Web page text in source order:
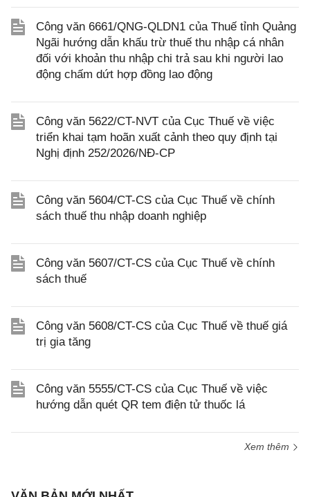
Công văn 6661/QNG-QLDN1 của Thuế tỉnh Quảng
Ngãi hướng dẫn khấu trừ thuế thu nhập cá nhân
đối với khoản thu nhập chi trả sau khi người lao
động chấm dứt hợp đồng lao động
Công văn 5622/CT-NVT của Cục Thuế về việc
triển khai tạm hoãn xuất cảnh theo quy định tại
Nghị định 252/2026/NĐ-CP
Công văn 5604/CT-CS của Cục Thuế về chính
sách thuế thu nhập doanh nghiệp
Công văn 5607/CT-CS của Cục Thuế về chính
sách thuế
Công văn 5608/CT-CS của Cục Thuế về thuế giá
trị gia tăng
Công văn 5555/CT-CS của Cục Thuế về việc
hướng dẫn quét QR tem điện tử thuốc lá
Xem thêm